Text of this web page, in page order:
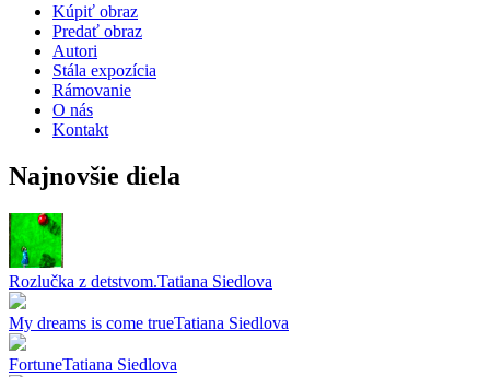
Kúpiť obraz
Predať obraz
Autori
Stála expozícia
Rámovanie
O nás
Kontakt
Najnovšie diela
Rozlučka z detstvom.Tatiana Siedlova
My dreams is come trueTatiana Siedlova
FortuneTatiana Siedlova